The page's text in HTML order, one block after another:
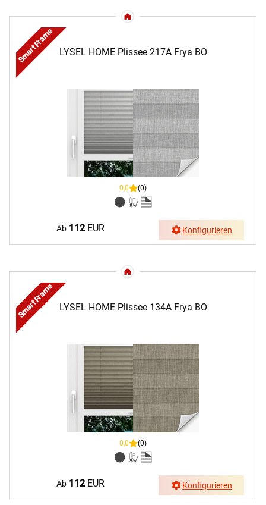
LYSEL HOME Plissee 217A Frya BO
Smart Frame
0,0 (0)
Ab 112EUR Konfigurieren
LYSEL HOME Plissee 134A Frya BO
Smart Frame
0,0 (0)
Ab 112EUR Konfigurieren